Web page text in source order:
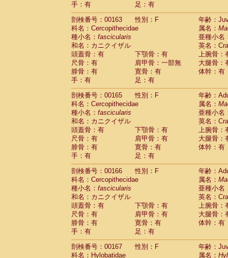
手：有
足：有
剖検番号：00163
性別：F
年齢：
科名：Cercopithecidae
属名：
種小名： fascicularis
亜種小名
和名：カニクイザル
英名：
頭蓋骨：有
下顎骨：有
上腕骨：
尺骨：有
肩甲骨：一部無
大腿骨：
腓骨：有
寛骨：有
体幹：有
手：有
足：有
剖検番号：00165
性別：F
年齢：
科名：Cercopithecidae
属名：
種小名： fascicularis
亜種小名
和名：カニクイザル
英名：
頭蓋骨：有
下顎骨：有
上腕骨：
尺骨：有
肩甲骨：有
大腿骨：
腓骨：有
寛骨：有
体幹：有
手：有
足：有
剖検番号：00166
性別：F
年齢：
科名：Cercopithecidae
属名：
種小名： fascicularis
亜種小名
和名：カニクイザル
英名：
頭蓋骨：有
下顎骨：有
上腕骨：
尺骨：有
肩甲骨：有
大腿骨：
腓骨：有
寛骨：有
体幹：有
手：有
足：有
剖検番号：00167
性別：F
年齢：
科名：Hylobatidae
属名：